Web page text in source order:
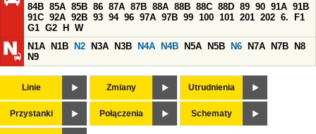
84B 85A 85B 86 87A 87B 88A 88B 88C 88D 89 90 91A 91B
91C 92A 92B 93 94 96 97A 97B 99 100 101 201 202 6.
F1
G1 G2 H
W
N1A
N1B N2 N3A N3B N4A N4B N5A N5B N6 N7A N7B
N8
N9
Linie Zmiany Utrudnienia
Przystanki Połączenia Schematy